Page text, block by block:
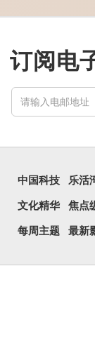
镜头有专业的
能，便用上「
表达iPhone12
能，能自动进...
订阅电
中国科技 乐活
文化精华 焦点
每周主题 最新